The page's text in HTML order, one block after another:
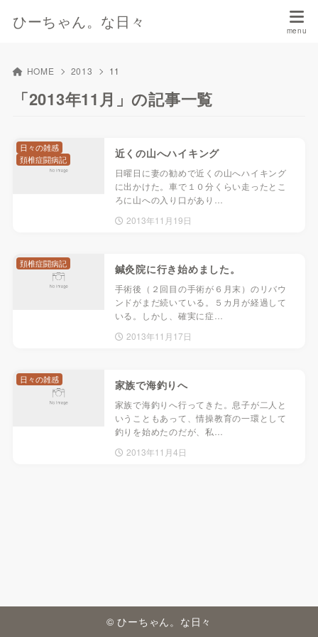
ひーちゃん。な日々
HOME 2013 11
「2013年11月」の記事一覧
近くの山へハイキング
日曜日に妻の勧めで近くの山へハイキング
に出かけた。車で１０分くらい走ったとこ
ろに山への入り口があり…
2013年11月19日
日々の雑感
頚椎症闘病記
鍼灸院に行き始めました。
手術後（２回目の手術が６月末）のリバウ
ンドがまだ続いている。５カ月が経過して
いる。しかし、確実に症…
2013年11月17日
頚椎症闘病記
家族で海釣りへ
家族で海釣りへ行ってきた。息子が二人と
いうこともあって、情操教育の一環として
釣りを始めたのだが、私…
2013年11月4日
日々の雑感
© ひーちゃん。な日々